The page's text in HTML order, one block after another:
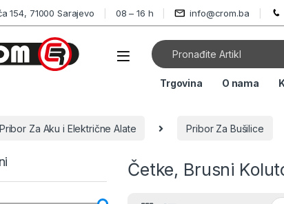
154, 71000 Sarajevo 08 – 16 h info@crom.ba
Trgovina O nama
Pribor Za Aku i Električne Alate Pribor Za Bušilice
Četke, Brusni